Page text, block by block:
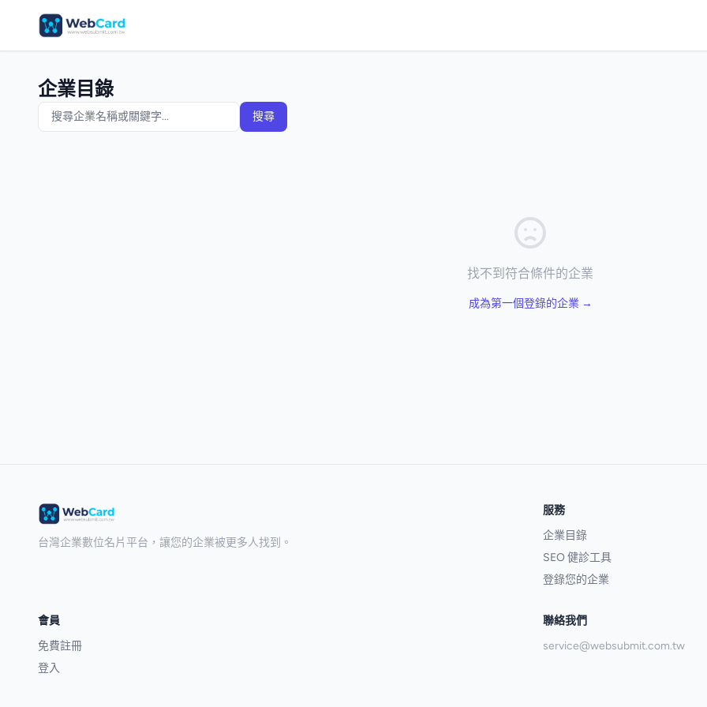
企業目錄
搜尋
找不到符合條件的企業
成為第一個登錄的企業 →
台灣企業數位名片平台，讓您的企業被更多人找到。
服務
企業目錄
SEO 健診工具
登錄您的企業
會員
免費註冊
登入
聯絡我們
service@websubmit.com.tw